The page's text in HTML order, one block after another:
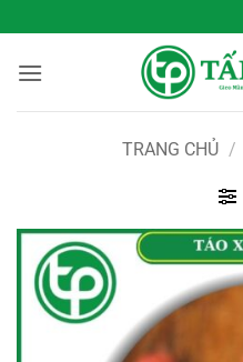
qua
nội
TRANG CHỦ /